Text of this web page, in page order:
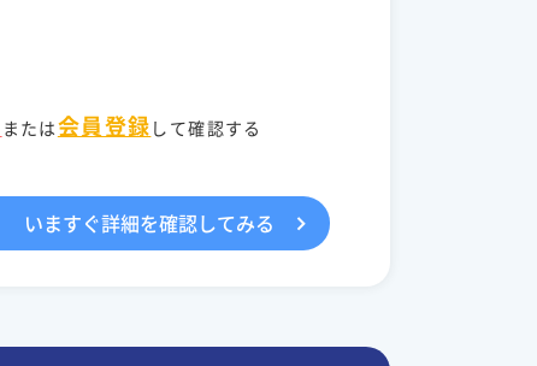
または会員登録 して確認する
いますぐ詳細を確認してみる